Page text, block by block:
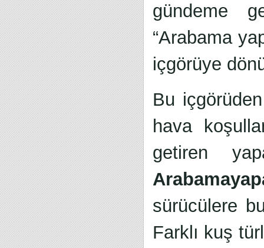
gündeme
“Arabama
içgörüye
Bu
hava
getiren
sürücülere
Farklı kuş